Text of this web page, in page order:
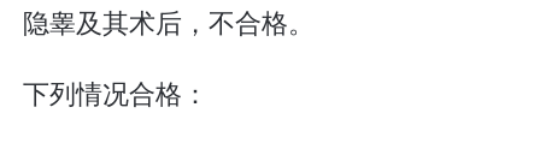
隐睾及其术后，不合格。
下列情况合格：